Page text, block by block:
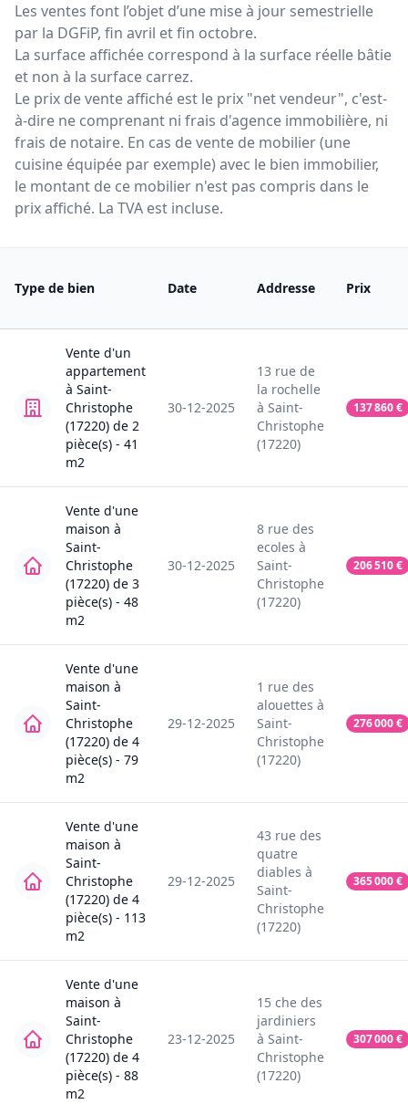
Les ventes font l’objet d’une mise à jour semestrielle
par la DGFiP, fin avril et fin octobre.
La surface affichée correspond à la surface réelle bâtie
et non à la surface carrez.
Le prix de vente affiché est le prix "net vendeur", c'est-
à-dire ne comprenant ni frais d'agence immobilière, ni
frais de notaire. En cas de vente de mobilier (une
cuisine équipée par exemple) avec le bien immobilier,
le montant de ce mobilier n'est pas compris dans le
prix affiché. La TVA est incluse.
Type de bien Date Addresse Prix
Vente d'un
appartement
à Saint-
Christophe
(17220) de 2
pièce(s) - 41
m2
30-12-2025
13 rue de
la rochelle
à Saint-
Christophe
(17220)
137 860€
Vente d'une
maison à
Saint-
Christophe
(17220) de 3
pièce(s) - 48
m2
30-12-2025
8 rue des
ecoles à
Saint-
Christophe
(17220)
206 510€
Vente d'une
maison à
Saint-
Christophe
(17220) de 4
pièce(s) - 79
m2
29-12-2025
1 rue des
alouettes à
Saint-
Christophe
(17220)
276 000€
Vente d'une
maison à
Saint-
Christophe
(17220) de 4
pièce(s) - 113
m2
29-12-2025
43 rue des
quatre
diables à
Saint-
Christophe
(17220)
365 000€
Vente d'une
maison à
Saint-
Christophe
(17220) de 4
pièce(s) - 88
m2
23-12-2025
15 che des
jardiniers
à Saint-
Christophe
(17220)
307 000€